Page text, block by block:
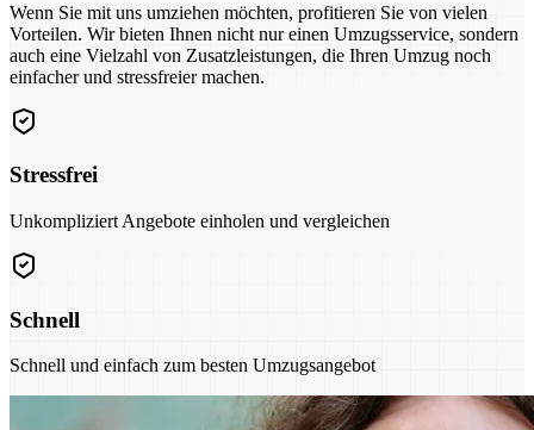
Wenn Sie mit uns umziehen möchten, profitieren Sie von vielen
Vorteilen. Wir bieten Ihnen nicht nur einen Umzugsservice, sondern
auch eine Vielzahl von Zusatzleistungen, die Ihren Umzug noch
einfacher und stressfreier machen.
Stressfrei
Unkompliziert Angebote einholen und vergleichen
Schnell
Schnell und einfach zum besten Umzugsangebot